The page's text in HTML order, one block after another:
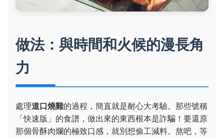
做法：與時間和火候的漫長角
力
處理道口燒雞的過程，簡直就是耐心大考驗。那些號稱
「快速版」的食譜，做出來的東西根本是詐騙！要還原
那個骨酥肉爛的極致口感，就別想偷工減料。熬吧，等